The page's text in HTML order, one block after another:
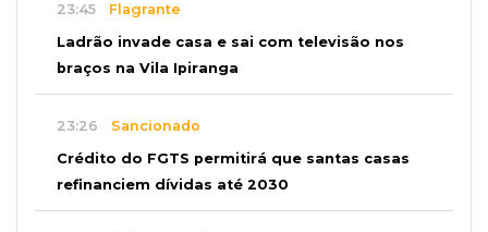
23:45 Flagrante
Ladrão invade casa e sai com televisão nos
braços na Vila Ipiranga
23:26 Sancionado
Crédito do FGTS permitirá que santas casas
refinanciem dívidas até 2030